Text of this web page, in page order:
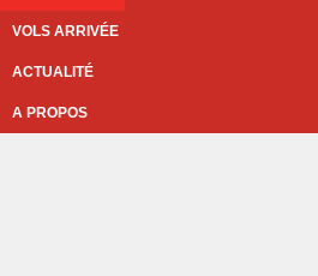
VOLS ARRIVÉE
ACTUALITÉ
A PROPOS